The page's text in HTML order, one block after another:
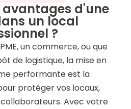
avantages d'une
un local
?
un commerce, ou que
de logistique, la mise en
performante est la
protéger vos locaux,
Avec votre